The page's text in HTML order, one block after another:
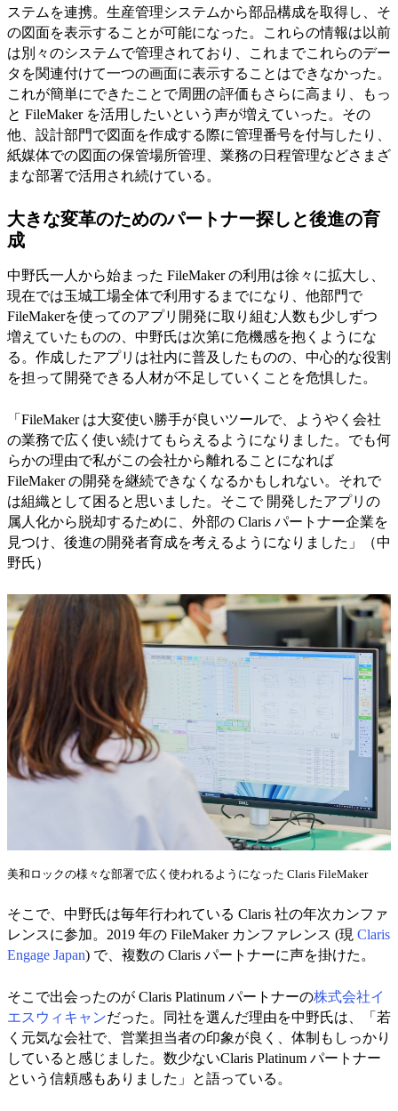
ステムを連携。生産管理システムから部品構成を取得し、そ
の図面を表示することが可能になった。これらの情報は以前
は別々のシステムで管理されており、これまでこれらのデー
タを関連付けて一つの画面に表示することはできなかった。
これが簡単にできたことで周囲の評価もさらに高まり、もっ
と FileMaker を活用したいという声が増えていった。その
他、設計部門で図面を作成する際に管理番号を付与したり、
紙媒体での図面の保管場所管理、業務の日程管理などさまざ
まな部署で活用され続けている。
大きな変革のためのパートナー探しと後進の育
成
中野氏一人から始まった FileMaker の利用は徐々に拡大し、
現在では玉城工場全体で利用するまでになり、他部門で
FileMakerを使ってのアプリ開発に取り組む人数も少しずつ
増えていたものの、中野氏は次第に危機感を抱くようにな
る。作成したアプリは社内に普及したものの、中心的な役割
を担って開発できる人材が不足していくことを危惧した。
「FileMaker は大変使い勝手が良いツールで、ようやく会社
の業務で広く使い続けてもらえるようになりました。でも何
らかの理由で私がこの会社から離れることになれば
FileMaker の開発を継続できなくなるかもしれない。それで
は組織として困ると思いました。そこで 開発したアプリの
属人化から脱却するために、外部の Claris パートナー企業を
見つけ、後進の開発者育成を考えるようになりました」（中
野氏）
美和ロックの様々な部署で広く使われるようになった Claris FileMaker
そこで、中野氏は毎年行われている Claris 社の年次カンファ
レンスに参加。2019 年の FileMaker カンファレンス (現 Claris
Engage Japan) で、複数の Claris パートナーに声を掛けた。
そこで出会ったのが Claris Platinum パートナーの株式会社イ
エスウィキャンだった。同社を選んだ理由を中野氏は、「若
く元気な会社で、営業担当者の印象が良く、体制もしっかり
していると感じました。数少ないClaris Platinum パートナー
という信頼感もありました」と語っている。